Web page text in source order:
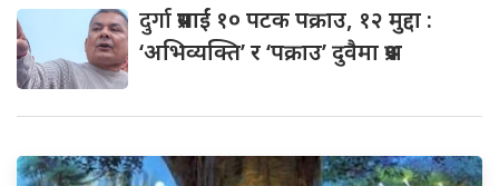
दुर्गाप्रसाईं १० पटक पक्राउ, १२ मुद्दा :
‘अभिव्यक्ति’ र ‘पक्राउ’ दुवैमा प्रश्न